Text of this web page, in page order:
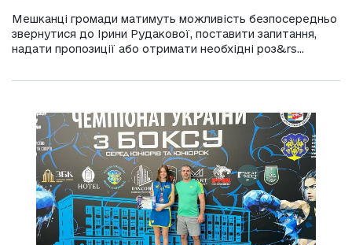
Мешканці громади матимуть можливість безпосередньо
звернутися до Ірини Рудакової, поставити запитання,
надати пропозиції або отримати необхідні роз&rs...